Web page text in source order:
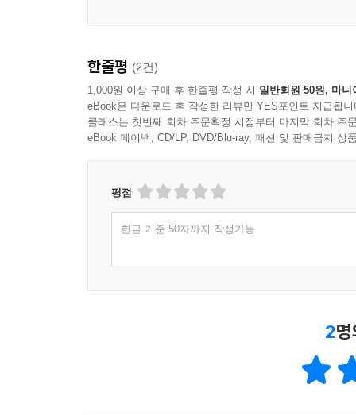
식민주의와 지도 제작
식민주의 국가의 세계지도
가장 안전한 선택지가 될 수 있는 세계지도
정치적으로 올바른 세계지도
이민 행렬 지도
미스인포그래픽
선택 설계
있습니다. 우리는 또 실수를 할 것입니다. 실수로
처참한 실수들을 아카이브하는 일이 필요할 테죠.
한줄평 (2건)
1,000원 이상 구매 후 한줄평 작성 시 일반회원 50원, 마니
eBook은 다운로드 후 작성한 리뷰만 YES포인트 지급됩니
클래스는 첫번째 회차 주문확정 시점부터 마지막 회차 주
eBook 페이백, CD/LP, DVD/Blu-ray, 패션 및 판매금지 상
평점
한글 기준 50자까지 작성가능
2